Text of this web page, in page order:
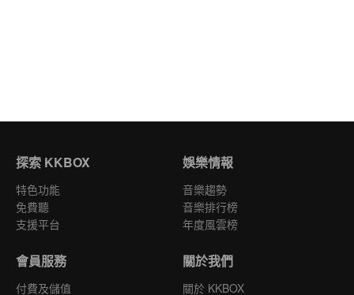
探索 KKBOX
特色功能
免費聽
支援平台
娛樂情報
音樂趨勢
音樂排行榜
年度風雲榜
會員服務
付費及儲值
關於我們
關於 KKBOX